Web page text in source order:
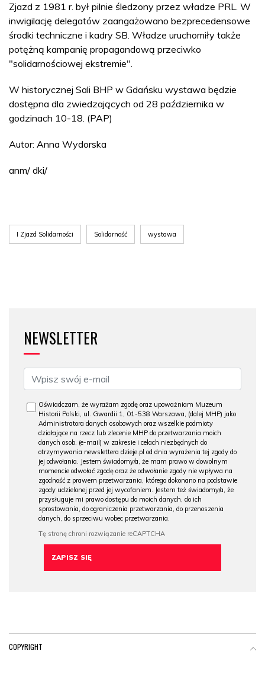
Zjazd z 1981 r. był pilnie śledzony przez władze PRL. W
inwigilację delegatów zaangażowano bezprecedensowe
środki techniczne i kadry SB. Władze uruchomiły także
potężną kampanię propagandową przeciwko
"solidarnościowej ekstremie".
W historycznej Sali BHP w Gdańsku wystawa będzie
dostępna dla zwiedzających od 28 października w
godzinach 10-18. (PAP)
Autor: Anna Wydorska
anm/ dki/
I Zjazd Solidarności Solidarność wystawa
NEWSLETTER
Oświadczam, że wyrażam zgodę oraz upoważniam Muzeum
Historii Polski, ul. Gwardii 1, 01-538 Warszawa, (dalej MHP) jako
Administratora danych osobowych oraz wszelkie podmioty
działające na rzecz lub zlecenie MHP do przetwarzania moich
danych osob. (e-mail) w zakresie i celach niezbędnych do
otrzymywania newslettera dzieje.pl od dnia wyrażenia tej zgody do
jej odwołania. Jestem świadomy/a, że mam prawo w dowolnym
momencie odwołać zgodę oraz że odwołanie zgody nie wpływa na
zgodność z prawem przetwarzania, którego dokonano na podstawie
zgody udzielonej przed jej wycofaniem. Jestem też świadomy/a, że
przysługuje mi prawo dostępu do moich danych, do ich
sprostowania, do ograniczenia przetwarzania, do przenoszenia
danych, do sprzeciwu wobec przetwarzania.
COPYRIGHT